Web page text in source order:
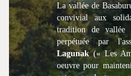
La vallée de
convivial aux
tradition de vallée
perpétuée par
Lagunak(« Les
oeuvre pour